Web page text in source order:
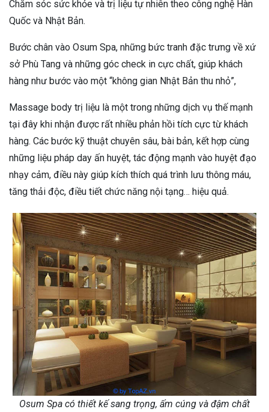
Chăm sóc sức khỏe và trị liệu tự nhiên theo công nghệ Hàn
Quốc và Nhật Bản.
Bước chân vào Osum Spa, những bức tranh đặc trưng về xứ
sở Phù Tang và những góc check in cực chất, giúp khách
hàng như bước vào một “không gian Nhật Bản thu nhỏ”,
Massage body trị liệu là một trong những dịch vụ thế mạnh
tại đây khi nhận được rất nhiều phản hồi tích cực từ khách
hàng. Các bước kỹ thuật chuyên sâu, bài bản, kết hợp cùng
những liệu pháp day ấn huyệt, tác động mạnh vào huyệt đạo
nhạy cảm, điều này giúp kích thích quá trình lưu thông máu,
tăng thải độc, điều tiết chức năng nội tạng… hiệu quả.
Osum Spa có thiết kế sang trọng, ấm cúng và đậm chất